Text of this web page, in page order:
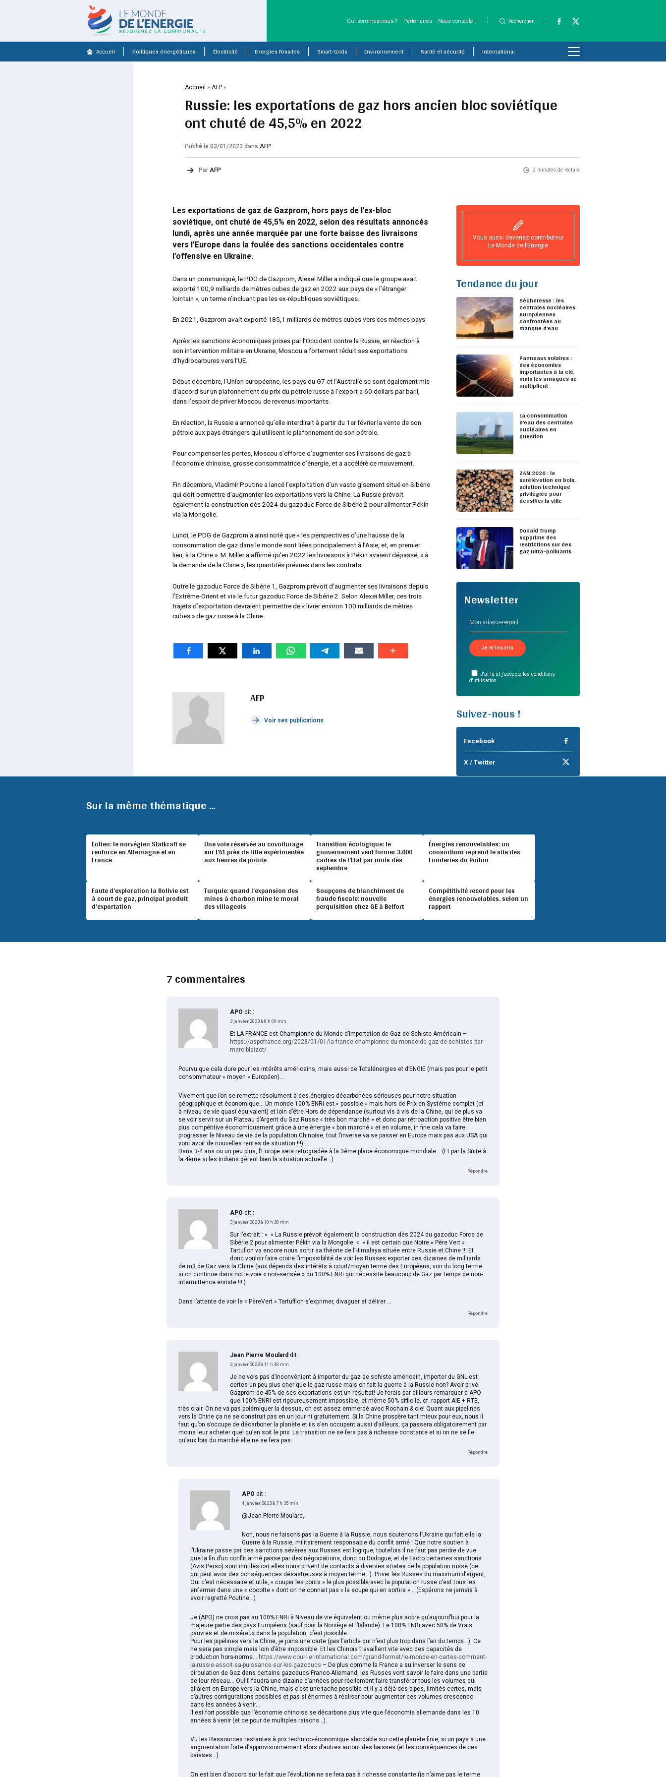
Qui sommes-nous ? Partenaires Nous contacter Rechercher
Accueil Politiques énergétiques Électricité Energies Fossiles Smart-Grids Environnement Santé et sécurité International
Accueil »AFP »
Russie: les exportations de gaz hors ancien bloc soviétique
ont chuté de 45,5% en 2022
Publié le 03/01/2023dans AFP
Par AFP 2 minutes de lecture
Les exportations de gaz de Gazprom, hors pays de l’ex-bloc
soviétique, ont chuté de 45,5% en 2022, selon des résultats annoncés
lundi, après une année marquée par une forte baisse des livraisons
vers l’Europe dans la foulée des sanctions occidentales contre
l’offensive en Ukraine.
Dans un communiqué, le PDG de Gazprom, Alexeï Miller a indiqué que le groupe avait
exporté 100,9 milliards de mètres cubes de gaz en 2022 aux pays de « l’étranger
lointain », un terme n’incluant pas les ex-républiques soviétiques.
En 2021, Gazprom avait exporté 185,1 milliards de mètres cubes vers ces mêmes pays.
Après les sanctions économiques prises par l’Occident contre la Russie, en réaction à
son intervention militaire en Ukraine, Moscou a fortement réduit ses exportations
d’hydrocarbures vers l’UE.
Début décembre, l’Union européenne, les pays du G7 et l’Australie se sont également mis
d’accord sur un plafonnement du prix du pétrole russe à l’export à 60 dollars par baril,
dans l’espoir de priver Moscou de revenus importants.
En réaction, la Russie a annoncé qu’elle interdirait à partir du 1er février la vente de son
pétrole aux pays étrangers qui utilisent le plafonnement de son pétrole.
Pour compenser les pertes, Moscou s’efforce d’augmenter ses livraisons de gaz à
l’économie chinoise, grosse consommatrice d’énergie, et a accéléré ce mouvement.
Fin décembre, Vladimir Poutine a lancé l’exploitation d’un vaste gisement situé en Sibérie
qui doit permettre d’augmenter les exportations vers la Chine. La Russie prévoit
également la construction dès 2024 du gazoduc Force de Sibérie 2 pour alimenter Pékin
via la Mongolie.
Lundi, le PDG de Gazprom a ainsi noté que « les perspectives d’une hausse de la
consommation de gaz dans le monde sont liées principalement à l’Asie, et, en premier
lieu, à la Chine ». M. Miller a affirmé qu’en 2022 les livraisons à Pékin avaient dépassé, « à
la demande de la Chine », les quantités prévues dans les contrats.
Outre le gazoduc Force de Sibérie 1, Gazprom prévoit d’augmenter ses livraisons depuis
l’Extrême-Orient et via le futur gazoduc Force de Sibérie 2. Selon Alexeï Miller, ces trois
trajets d’exportation devraient permettre de « livrer environ 100 milliards de mètres
cubes » de gaz russe à la Chine.
AFP
Voir ses publications
Vous aussi devenez contributeur
Le Monde de l’Energie
Tendance du jour
Sécheresse : les
centrales nucléaires
européennes
confrontées au
manque d’eau
Panneaux solaires :
des économies
importantes à la clé,
mais les arnaques se
multiplient
La consommation
d’eau des centrales
nucléaires en
question
ZAN 2026 : la
surélévation en bois,
solution technique
privilégiée pour
densifier la ville
Donald Trump
supprime des
restrictions sur des
gaz ultra-polluants
Newsletter
J'ai lu et j'accepte les conditions
d'utilisation
Suivez-nous !
Facebook
X / Twitter
Sur la même thématique ...
Eolien: le norvégien Statkraft se
renforce en Allemagne et en
France
Une voie réservée au covoiturage
sur l’A1 près de Lille expérimentée
aux heures de pointe
Transition écologique: le
gouvernement veut former 3.000
cadres de l’Etat par mois dès
septembre
Énergies renouvelables: un
consortium reprend le site des
Fonderies du Poitou
Faute d’exploration la Bolivie est
à court de gaz, principal produit
d’exportation
Turquie: quand l’expansion des
mines à charbon mine le moral
des villageois
Soupçons de blanchiment de
fraude fiscale: nouvelle
perquisition chez GE à Belfort
Compétitivité record pour les
énergies renouvelables, selon un
rapport
7 commentaires
APO dit :
3 janvier 2023 à 8 h 09 min
Et LA FRANCE est Championne du Monde d’importation de Gaz de Schiste Américain –
https://aspofrance.org/2023/01/01/la-france-championne-du-monde-de-gaz-de-schistes-par-
marc-blaizot/
Pourvu que cela dure pour les intérêts américains, mais aussi de Totalénergies et d’ENGIE (mais pas pour le petit
consommateur « moyen » Européen)…
Vivement que l’on se remette résolument à des énergies décarbonées sérieuses pour notre situation
géographique et économique… Un monde 100% ENRi est « possible » mais hors de Prix en Système complet (et
à niveau de vie quasi équivalent) et loin d’être Hors de dépendance (surtout vis à vis de la Chine, qui de plus va
se voir servir sur un Plateau d’Argent du Gaz Russe « très bon marché » et donc par rétroaction positive être bien
plus compétitive économiquement grâce à une énergie « bon marché » et en volume, in fine cela va faire
progresser le Niveau de vie de la population Chinoise, tout l’inverse va se passer en Europe mais pas aux USA qui
vont avoir de nouvelles rentes de situation !!!)…
Dans 3-4 ans ou un peu plus, l’Europe sera retrogradée à la 3ème place économique mondiale… (Et par la Suite à
la 4ème si les Indiens gèrent bien la situation actuelle…)
Répondre
APO dit :
3 janvier 2023 à 10 h 28 min
Sur l’extrait : « » La Russie prévoit également la construction dès 2024 du gazoduc Force de
Sibérie 2 pour alimenter Pékin via la Mongolie. « » il est certain que Notre « Père Vert »
Tartufion va encore nous sortir sa théorie de l’Himalaya située entre Russie et Chine !!! Et
donc vouloir faire croire l’impossibilité de voir les Russes exporter des dizaines de milliards
de m3 de Gaz vers la Chine (aux dépends des intérêts à court/moyen terme des Européens, voir du long terme
si on continue dans notre voie « non-sensée » du 100% ENRi qui nécessite beaucoup de Gaz par temps de non-
intermittence enriste !!! )
Dans l’attente de voir le « PèreVert » Tartuffion s’exprimer, divaguer et délirer …
Répondre
Jean Pierre Moulard dit :
3 janvier 2023 à 11 h 48 min
Je ne vois pas d’inconvénient à importer du gaz de schiste américain, importer du GNL est
certes un peu plus cher que le gaz russe mais on fait la guerre à la Russie non? Avoir privé
Gazprom de 45% de ses exportations est un résultat! Je ferais par ailleurs remarquer à APO
que 100% ENRi est rigoureusement impossible, et même 50% difficile, cf. rapport AIE + RTE,
très clair. On ne va pas polémiquer la dessus, on est assez emmerdé avec Rochain & cie! Quant aux pipelines
vers la Chine ça ne se construit pas en un jour ni gratuitement. Si la Chine prospère tant mieux pour eux, nous il
faut qu’on s’occupe de décarboner la planète et ils s’en occupent aussi d’ailleurs, ça passera obligatoirement par
moins leur acheter quel qu’en soit le prix. La transition ne se fera pas à richesse constante et si on ne se fie
qu’aux lois du marché elle ne se fera pas.
Répondre
APO dit :
4 janvier 2023 à 7 h 35 min
@Jean-Pierre Moulard,
Non, nous ne faisons pas la Guerre à la Russie, nous soutenons l’Ukraine qui fait elle la
Guerre à la Russie, militairement responsable du conflit armé ! Que notre soutien à
l’Ukraine passe par des sanctions sévères aux Russes est logique, toutefois il ne faut pas perdre de vue
que la fin d’un conflit armé passe par des négociations, donc du Dialogue, et de Facto certaines sanctions
(Avis Perso) sont inutiles car elles nous privent de contacts à diverses strates de la population russe (ce
qui peut avoir des conséquences désastreuses à moyen terme…). Priver les Russes du maximum d’argent,
Oui c’est nécessaire et utile, « couper les ponts » le plus possible avec la population russe c’est tous les
enfermer dans une « cocotte » dont on ne connait pas « la soupe qui en sortira »… (Espérons ne jamais à
avoir regretté Poutine…)
Je (APO) ne crois pas au 100% ENRi à Niveau de vie équivalent ou même plus sobre qu’aujourd’hui pour la
majeure partie des pays Européens (sauf pour la Norvège et l’Islande). Le 100% ENRi avec 50% de Vrais
pauvres et de miséreux dans la population, c’est possible…
Pour les pipelines vers la Chine, je joins une carte (pas l’article qui n’est plus trop dans l’air du temps…). Ce
ne sera pas simple mais loin d’être impossible. Et les Chinois travaillent vite avec des capacités de
production hors-norme… https://www.courrierinternational.com/grand-format/le-monde-en-cartes-comment-
la-russie-assoit-sa-puissance-sur-les-gazoducs – De plus comme la France a su inverser le sens de
circulation de Gaz dans certains gazoducs Franco-Allemand, les Russes vont savoir le faire dans une partie
de leur réseau… Oui il faudra une dizaine d’années pour réellement faire transférer tous les volumes qui
allaient en Europe vers la Chine, mais c’est une tache possible et il y a déjà des pipes, limités certes, mais
d’autres configurations possibles et pas si énormes à réaliser pour augmenter ces volumes crescendo
dans les années à venir…
Il est fort possible que l’économie chinoise se décarbone plus vite que l’économie allemande dans les 10
années à venir (et ce pour de multiples raisons…).
Vu les Ressources restantes à prix technico-économique abordable sur cette planète finie, si un pays a une
augmentation forte d’approvisionnement alors d’autres auront des baisses (et les conséquences de ces
baisses…).
On est bien d’accord sur le fait que l’évolution ne se fera pas à richesse constante (je n’aime pas le terme